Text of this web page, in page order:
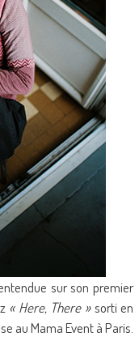
sur son premier
« Here, There »sorti en
au Mama Event à Paris.